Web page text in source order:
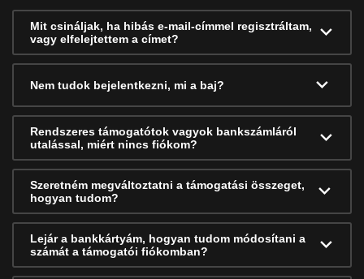
Mit csináljak, ha hibás e-mail-címmel regisztráltam,
vagy elfelejtettem a címet?
Nem tudok bejelentkezni, mi a baj?
Rendszeres támogatótok vagyok bankszámláról
utalással, miért nincs fiókom?
Szeretném megváltoztatni a támogatási összeget,
hogyan tudom?
Lejár a bankkártyám, hogyan tudom módosítani a
számát a támogatói fiókomban?